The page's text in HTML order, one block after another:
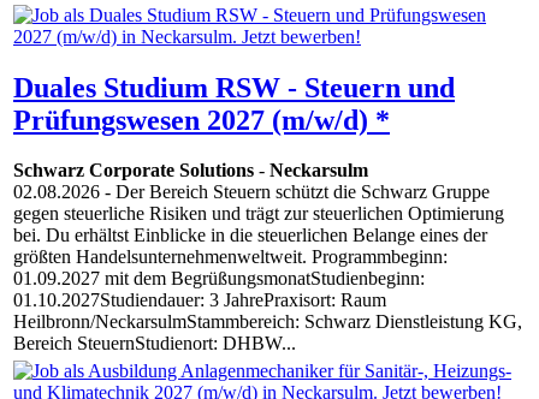
Duales Studium RSW - Steuern und
Prüfungswesen 2027 (m/w/d) *
Schwarz Corporate Solutions - Neckarsulm
02.08.2026 - Der Bereich Steuern schützt die Schwarz Gruppe
gegen steuerliche Risiken und trägt zur steuerlichen Optimierung
bei. Du erhältst Einblicke in die steuerlichen Belange eines der
größten Handelsunternehmenweltweit. Programmbeginn:
01.09.2027 mit dem BegrüßungsmonatStudienbeginn:
01.10.2027Studiendauer: 3 JahrePraxisort: Raum
Heilbronn/NeckarsulmStammbereich: Schwarz Dienstleistung KG,
Bereich SteuernStudienort: DHBW...